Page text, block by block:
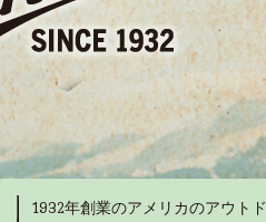
1932年創業のアメリカのアウト